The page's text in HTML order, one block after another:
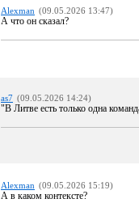
Alexman (09.05.2026 13:47)
А что он сказал?
as7 (09.05.2026 14:24)
"В Литве есть только одна
Alexman (09.05.2026 15:19)
А в каком контексте?